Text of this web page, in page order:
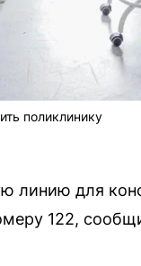
поликлинику
линию для
122,